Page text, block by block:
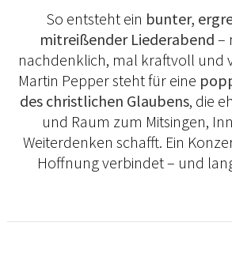
So entsteht ein bunter,
mitreißender Liederabend –
nachdenklich, mal kraftvoll und
Martin Pepper steht für eine
des christlichen Glaubens, die
und Raum zum Mitsingen,
Weiterdenken schafft. Ein
Hoffnung verbindet – und